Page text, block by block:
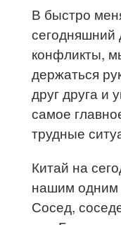
В быстро
сегодняшний
конфликты,
держаться
друг друга и
самое
трудные
Китай на
нашим одним
Сосед,